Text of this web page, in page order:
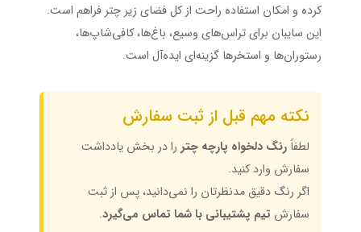
کرده و امکان استفاده راحت از کل فضای زیر چتر فراهم است.
این سایبان برای تراس‌های وسیع، باغ‌ها، کافی‌شاپ‌ها،
رستوران‌ها و استخرها گزینه‌ای ایده‌آل است.
نکته مهم قبل از ثبت سفارش
لطفاً رنگ دلخواه پارچه چتر را در بخش یادداشت
سفارش وارد کنید.
اگر رنگ دقیق مدنظرتان را نمی‌دانید، پس از ثبت
سفارش تیم پشتیبانی با شما تماس می‌گیرد.